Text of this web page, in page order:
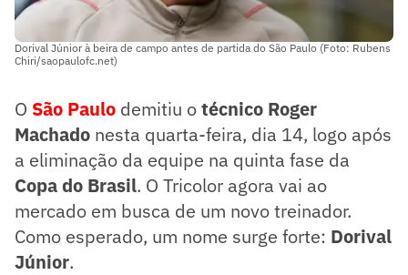
Dorival Júnior à beira de campo antes de partida do São Paulo (Foto: Rubens
Chiri/saopaulofc.net)
O São Paulo demitiu otécnico Roger
Machado nesta quarta-feira, dia 14, logo após
a eliminação da equipe na quinta fase da
Copa do Brasil. O Tricolor agora vai ao
mercado em busca de um novo treinador.
Como esperado, um nome surge forte: Dorival
Júnior.